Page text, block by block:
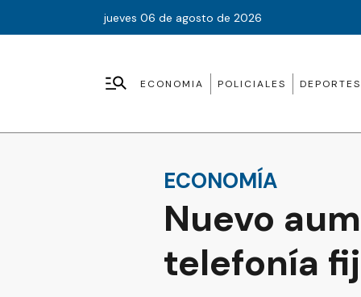
jueves 06 de agosto de 2026
ECONOMIA POLICIALES DEPORTES
ECONOMÍA
Nuevo
telefonía